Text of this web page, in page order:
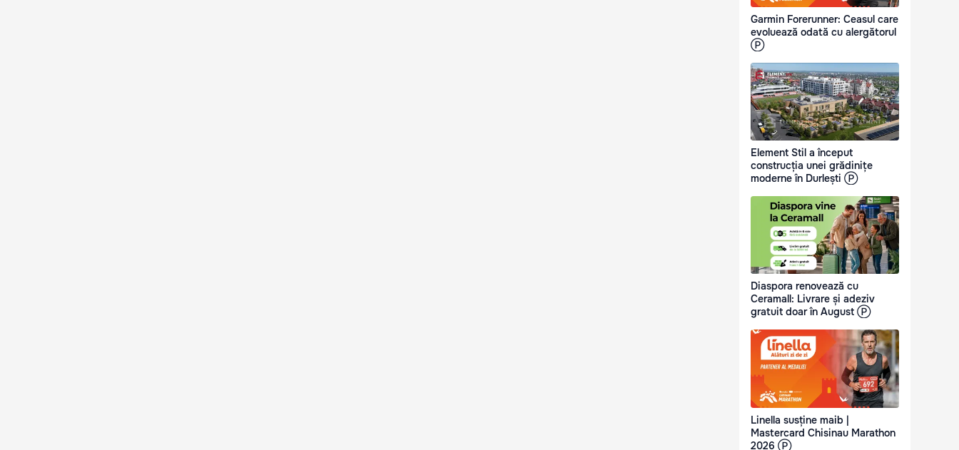
Garmin Forerunner: Ceasul care
evoluează odată cu alergătorul
Ⓟ
Element Stil a început
construcția unei grădinițe
moderne în Durlești Ⓟ
Diaspora renovează cu
Ceramall: Livrare și adeziv
gratuit doar în August Ⓟ
Linella susține maib |
Mastercard Chisinau Marathon
2026 Ⓟ